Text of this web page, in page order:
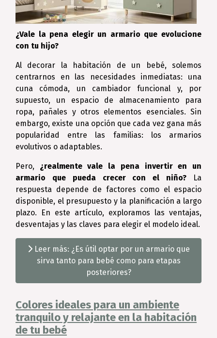
¿Vale la pena elegir un armario que evolucione
con tu hijo?
Al decorar la habitación de un bebé, solemos
centrarnos en las necesidades inmediatas: una
cuna cómoda, un cambiador funcional y, por
supuesto, un espacio de almacenamiento para
ropa, pañales y otros elementos esenciales. Sin
embargo, existe una opción que cada vez gana más
popularidad entre las familias: los armarios
evolutivos o adaptables.
Pero, ¿realmente vale la pena invertir en un
armario que pueda crecer con el niño? La
respuesta depende de factores como el espacio
disponible, el presupuesto y la planificación a largo
plazo. En este artículo, exploramos las ventajas,
desventajas y las claves para elegir el modelo ideal.
Leer más: ¿Es útil optar por un armario que
sirva tanto para bebé como para etapas
posteriores?
Colores ideales para un ambiente
tranquilo y relajante en la habitación
de tu bebé